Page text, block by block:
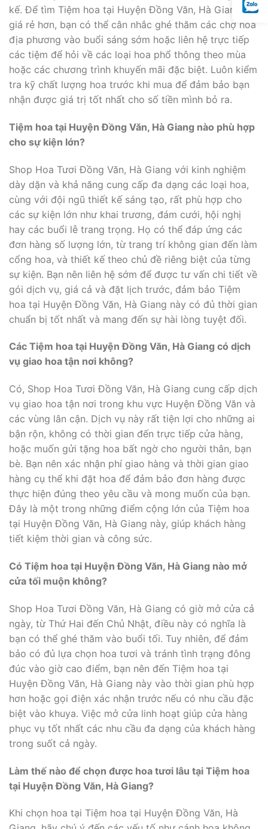
kế. Để tìm Tiệm hoa tại Huyện Đồng Văn, Hà Giang có
giá rẻ hơn, bạn có thể cân nhắc ghé thăm các chợ hoa
địa phương vào buổi sáng sớm hoặc liên hệ trực tiếp
các tiệm để hỏi về các loại hoa phổ thông theo mùa
hoặc các chương trình khuyến mãi đặc biệt. Luôn kiểm
tra kỹ chất lượng hoa trước khi mua để đảm bảo bạn
nhận được giá trị tốt nhất cho số tiền mình bỏ ra.
Tiệm hoa tại Huyện Đồng Văn, Hà Giang nào phù hợp
cho sự kiện lớn?
Shop Hoa Tươi Đồng Văn, Hà Giang với kinh nghiệm
dày dặn và khả năng cung cấp đa dạng các loại hoa,
cùng với đội ngũ thiết kế sáng tạo, rất phù hợp cho
các sự kiện lớn như khai trương, đám cưới, hội nghị
hay các buổi lễ trang trọng. Họ có thể đáp ứng các
đơn hàng số lượng lớn, từ trang trí không gian đến làm
cổng hoa, và thiết kế theo chủ đề riêng biệt của từng
sự kiện. Bạn nên liên hệ sớm để được tư vấn chi tiết về
gói dịch vụ, giá cả và đặt lịch trước, đảm bảo Tiệm
hoa tại Huyện Đồng Văn, Hà Giang này có đủ thời gian
chuẩn bị tốt nhất và mang đến sự hài lòng tuyệt đối.
Các Tiệm hoa tại Huyện Đồng Văn, Hà Giang có dịch
vụ giao hoa tận nơi không?
Có, Shop Hoa Tươi Đồng Văn, Hà Giang cung cấp dịch
vụ giao hoa tận nơi trong khu vực Huyện Đồng Văn và
các vùng lân cận. Dịch vụ này rất tiện lợi cho những ai
bận rộn, không có thời gian đến trực tiếp cửa hàng,
hoặc muốn gửi tặng hoa bất ngờ cho người thân, bạn
bè. Bạn nên xác nhận phí giao hàng và thời gian giao
hàng cụ thể khi đặt hoa để đảm bảo đơn hàng được
thực hiện đúng theo yêu cầu và mong muốn của bạn.
Đây là một trong những điểm cộng lớn của Tiệm hoa
tại Huyện Đồng Văn, Hà Giang này, giúp khách hàng
tiết kiệm thời gian và công sức.
Có Tiệm hoa tại Huyện Đồng Văn, Hà Giang nào mở
cửa tối muộn không?
Shop Hoa Tươi Đồng Văn, Hà Giang có giờ mở cửa cả
ngày, từ Thứ Hai đến Chủ Nhật, điều này có nghĩa là
bạn có thể ghé thăm vào buổi tối. Tuy nhiên, để đảm
bảo có đủ lựa chọn hoa tươi và tránh tình trạng đông
đúc vào giờ cao điểm, bạn nên đến Tiệm hoa tại
Huyện Đồng Văn, Hà Giang này vào thời gian phù hợp
hơn hoặc gọi điện xác nhận trước nếu có nhu cầu đặc
biệt vào khuya. Việc mở cửa linh hoạt giúp cửa hàng
phục vụ tốt nhất các nhu cầu đa dạng của khách hàng
trong suốt cả ngày.
Làm thế nào để chọn được hoa tươi lâu tại Tiệm hoa
tại Huyện Đồng Văn, Hà Giang?
Khi chọn hoa tại Tiệm hoa tại Huyện Đồng Văn, Hà